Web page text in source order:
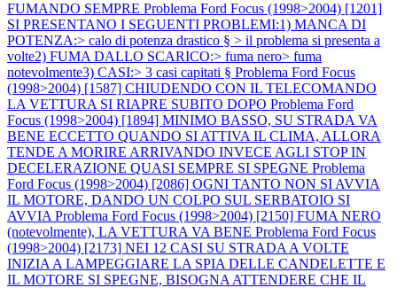
FUMANDO SEMPRE Problema Ford Focus (1998>2004) [1201]
SI PRESENTANO I SEGUENTI PROBLEMI:1) MANCA DI
POTENZA:> calo di potenza drastico § > il problema si presenta a
volte2) FUMA DALLO SCARICO:> fuma nero> fuma
notevolmente3) CASI:> 3 casi capitati § Problema Ford Focus
(1998>2004) [1587] CHIUDENDO CON IL TELECOMANDO
LA VETTURA SI RIAPRE SUBITO DOPO Problema Ford
Focus (1998>2004) [1894] MINIMO BASSO, SU STRADA VA
BENE ECCETTO QUANDO SI ATTIVA IL CLIMA, ALLORA
TENDE A MORIRE ARRIVANDO INVECE AGLI STOP IN
DECELERAZIONE QUASI SEMPRE SI SPEGNE Problema
Ford Focus (1998>2004) [2086] OGNI TANTO NON SI AVVIA
IL MOTORE, DANDO UN COLPO SUL SERBATOIO SI
AVVIA Problema Ford Focus (1998>2004) [2150] FUMA NERO
(notevolmente), LA VETTURA VA BENE Problema Ford Focus
(1998>2004) [2173] NEI 12 CASI SU STRADA A VOLTE
INIZIA A LAMPEGGIARE LA SPIA DELLE CANDELETTE E
IL MOTORE SI SPEGNE, BISOGNA ATTENDERE CHE IL